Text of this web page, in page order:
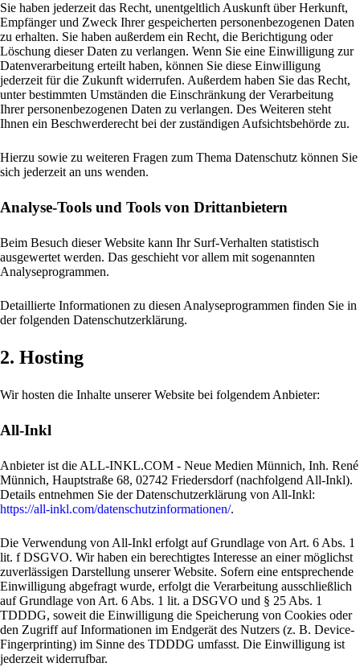
Sie haben jederzeit das Recht, unentgeltlich Auskunft über Herkunft,
Empfänger und Zweck Ihrer gespeicherten personenbezogenen Daten
zu erhalten. Sie haben außerdem ein Recht, die Berichtigung oder
Löschung dieser Daten zu verlangen. Wenn Sie eine Einwilligung zur
Datenverarbeitung erteilt haben, können Sie diese Einwilligung
jederzeit für die Zukunft widerrufen. Außerdem haben Sie das Recht,
unter bestimmten Umständen die Einschränkung der Verarbeitung
Ihrer personenbezogenen Daten zu verlangen. Des Weiteren steht
Ihnen ein Beschwerderecht bei der zuständigen Aufsichtsbehörde zu.
Hierzu sowie zu weiteren Fragen zum Thema Datenschutz können Sie
sich jederzeit an uns wenden.
Analyse-Tools und Tools von Dritt­anbietern
Beim Besuch dieser Website kann Ihr Surf-Verhalten statistisch
ausgewertet werden. Das geschieht vor allem mit sogenannten
Analyseprogrammen.
Detaillierte Informationen zu diesen Analyseprogrammen finden Sie in
der folgenden Datenschutzerklärung.
2. Hosting
Wir hosten die Inhalte unserer Website bei folgendem Anbieter:
All-Inkl
Anbieter ist die ALL-INKL.COM - Neue Medien Münnich, Inh. René
Münnich, Hauptstraße 68, 02742 Friedersdorf (nachfolgend All-Inkl).
Details entnehmen Sie der Datenschutzerklärung von All-Inkl:
https://all-inkl.com/datenschutzinformationen/.
Die Verwendung von All-Inkl erfolgt auf Grundlage von Art. 6 Abs. 1
lit. f DSGVO. Wir haben ein berechtigtes Interesse an einer möglichst
zuverlässigen Darstellung unserer Website. Sofern eine entsprechende
Einwilligung abgefragt wurde, erfolgt die Verarbeitung ausschließlich
auf Grundlage von Art. 6 Abs. 1 lit. a DSGVO und § 25 Abs. 1
TDDDG, soweit die Einwilligung die Speicherung von Cookies oder
den Zugriff auf Informationen im Endgerät des Nutzers (z. B. Device-
Fingerprinting) im Sinne des TDDDG umfasst. Die Einwilligung ist
jederzeit widerrufbar.